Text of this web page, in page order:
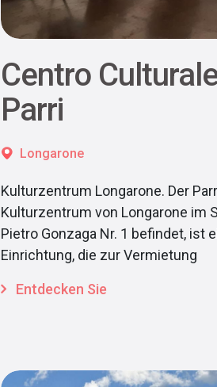
Centro
Parri
Longarone
Kulturzentrum Longarone. Der
Kulturzentrum von Longarone im
Pietro Gonzaga Nr. 1 befindet, ist
Einrichtung, die zur Vermietung
Entdecken Sie